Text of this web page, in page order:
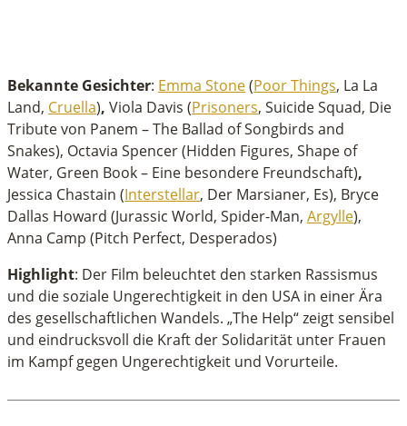
Bekannte Gesichter: Emma Stone(Poor Things, La La
Land, Cruella), Viola Davis (Prisoners, Suicide Squad, Die
Tribute von Panem – The Ballad of Songbirds and
Snakes), Octavia Spencer (Hidden Figures, Shape of
Water, Green Book – Eine besondere Freundschaft),
Jessica Chastain (Interstellar, Der Marsianer, Es), Bryce
Dallas Howard (Jurassic World, Spider-Man, Argylle),
Anna Camp (Pitch Perfect, Desperados)
Highlight: Der Film beleuchtet den starken Rassismus
und die soziale Ungerechtigkeit in den USA in einer Ära
des gesellschaftlichen Wandels. „The Help“ zeigt sensibel
und eindrucksvoll die Kraft der Solidarität unter Frauen
im Kampf gegen Ungerechtigkeit und Vorurteile.